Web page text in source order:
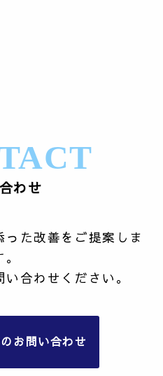
わせ
た改善をご提案しま
合わせください。
お問い合わせ